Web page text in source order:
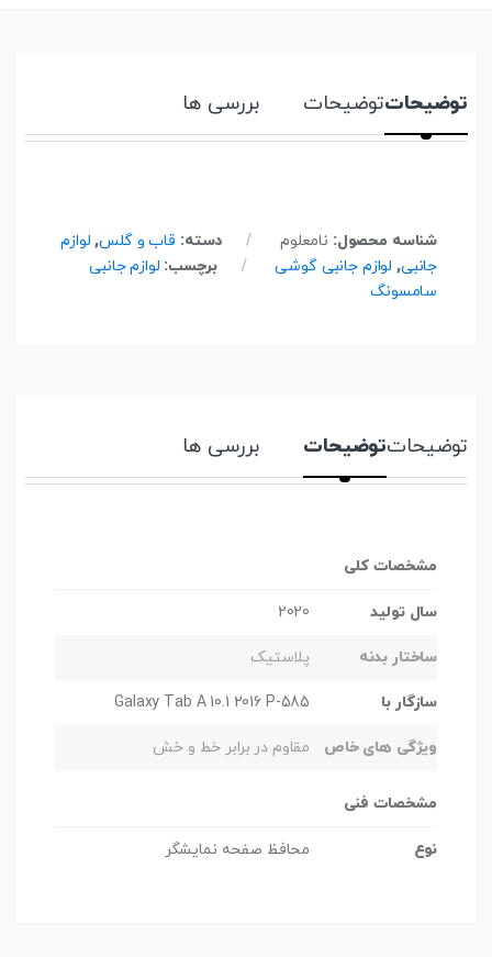
توضیحاتتوضیحات بررسی ها
شناسه محصول: نامعلوم دسته: قاب و گلس, لوازم
جانبی, لوازم جانبی گوشی برچسب: لوازم جانبی
سامسونگ
توضیحاتتوضیحات بررسی ها
مشخصات کلی
سال تولید 2020
ساختار بدنه پلاستیک
سازگار با Galaxy Tab A 10.1 2016 P-585
ویژگی های خاص مقاوم در برابر خط و خش
مشخصات فنی
نوع محافظ صفحه نمایشگر